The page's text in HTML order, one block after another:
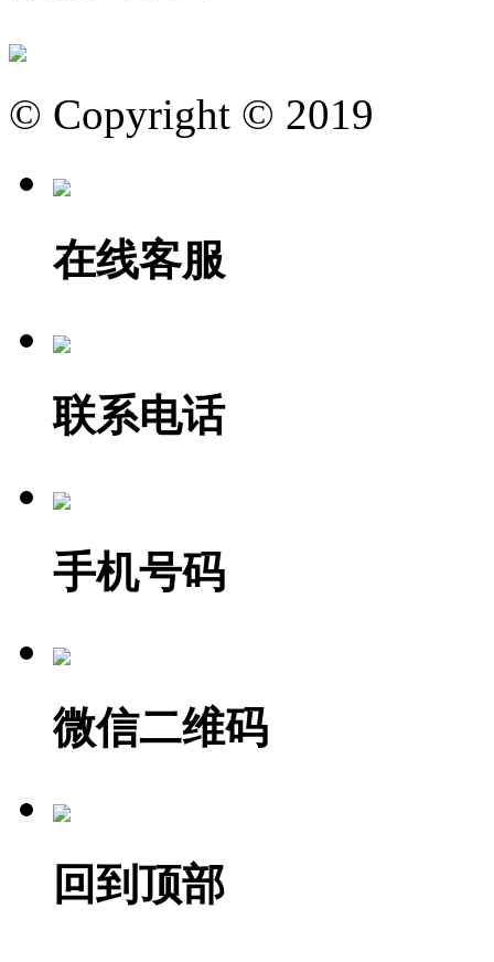
© Copyright © 2019
在线客服
联系电话
手机号码
微信二维码
回到顶部